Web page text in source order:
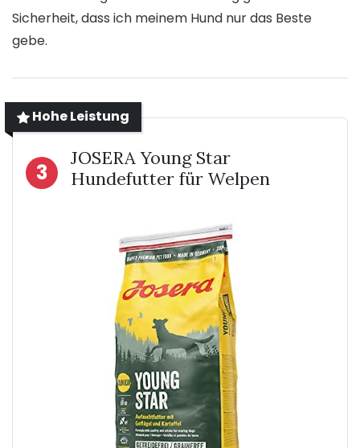
Sicherheit, dass ich meinem Hund nur das Beste
gebe.
Hohe Leistung
3
JOSERA Young Star
Hundefutter für Welpen